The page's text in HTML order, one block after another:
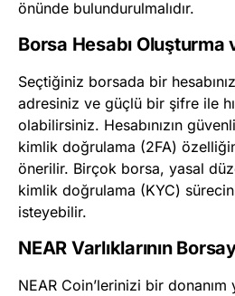
önünde bulundurulmalıdır.
Borsa Hesabı Oluşturma
Seçtiğiniz borsada bir
adresiniz ve güçlü bir şifre ile
olabilirsiniz. Hesabınızın
kimlik doğrulama (2FA)
önerilir. Birçok borsa, yasal
kimlik doğrulama (KYC)
isteyebilir.
NEAR Varlıklarının
NEAR Coin’lerinizi bir donanım